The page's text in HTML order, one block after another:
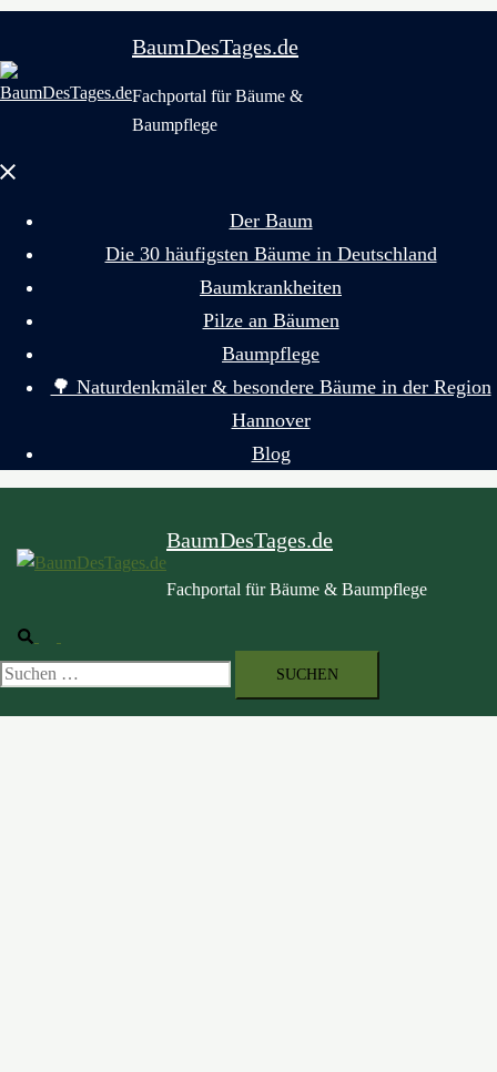
BaumDesTages.de
Fachportal für Bäume &
Baumpflege
Menü
Der Baum
Die 30 häufigsten Bäume in Deutschland
Baumkrankheiten
Pilze an Bäumen
Baumpflege
🌳 Naturdenkmäler & besondere Bäume in der Region
Hannover
Blog
BaumDesTages.de
Fachportal für Bäume & Baumpflege
Suche
umschalten
Suchen